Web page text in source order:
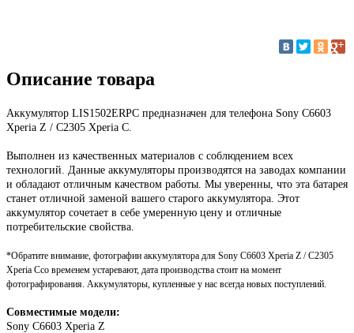
Описание товара
Аккумулятор LIS1502ERPC предназначен для телефона Sony C6603
Xperia Z / С2305 Xperia C.
Выполнен из качественных материалов с соблюдением всех
технологий. Данные аккумуляторы производятся на заводах компании
и обладают отличным качеством работы. Мы уверенны, что эта батарея
станет отличной заменой вашего старого аккумулятора. Этот
аккумулятор сочетает в себе умеренную цену и отличные
потребительские свойства.
*Обратите внимание, фотографии аккумулятора для Sony C6603 Xperia Z / С2305
Xperia Cсо временем устаревают, дата производства стоит на момент
фотографирования. Аккумуляторы, купленные у нас всегда новых поступлений.
Совместимые модели:
Sony C6603 Xperia Z